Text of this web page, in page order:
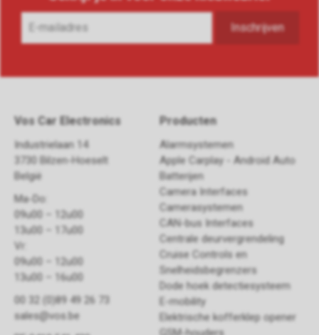
Vos Car Electronics
Industrielaan 14
3730 Bilzen-Hoeselt
België
Ma-Do:
09u00 – 12u00
13u00 – 17u00
Vr:
09u00 – 12u00
13u00 – 16u00
00 32 (0)89 49 26 73
sales@vos.be
Producten
Alarmsystemen
Apple Carplay - Android Auto
Batterijen
Camera Interfaces
Camerasystemen
CAN-bus Interfaces
Centrale deurvergrendeling
Cruise Controls en
Snelheidsbegrenzers
Dode hoek detectiesysteem
E-mobility
Elektrische kofferklep opener